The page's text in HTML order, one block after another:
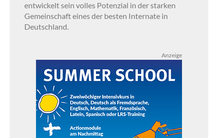
entwickelt sein volles Potenzial in der starken
Gemeinschaft eines der besten Internate in
Deutschland.
Anzeige